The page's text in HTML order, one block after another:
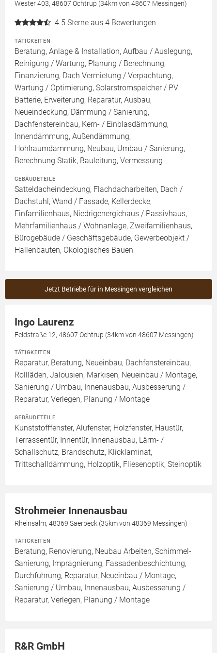
Wester 403, 48607 Ochtrup (34km von 48607 Messingen)
4.5 Sterne aus 4 Bewertungen
TÄTIGKEITEN
Beratung, Anlage & Installation, Aufbau / Auslegung,
Reinigung / Wartung, Planung / Berechnung,
Finanzierung, Dach Vermietung / Verpachtung,
Wartung / Optimierung, Solarstromspeicher / PV
Batterie, Erweiterung, Reparatur, Ausbau,
Neueindeckung, Dämmung / Sanierung,
Dachfenstereinbau, Kern- / Einblasdämmung,
Innendämmung, Außendämmung,
Hohlraumdämmung, Neubau, Umbau / Sanierung,
Berechnung Statik, Bauleitung, Vermessung
GEBÄUDETEILE
Satteldacheindeckung, Flachdacharbeiten, Dach /
Dachstuhl, Wand / Fassade, Kellerdecke,
Einfamilienhaus, Niedrigenergiehaus / Passivhaus,
Mehrfamilienhaus / Wohnanlage, Zweifamilienhaus,
Bürogebäude / Geschäftsgebäude, Gewerbeobjekt /
Hallenbauten, Ökologisches Bauen
Jetzt Betriebe für in Messingen vergleichen
Ingo Laurenz
Feldstraße 12, 48607 Ochtrup (34km von 48607 Messingen)
TÄTIGKEITEN
Reparatur, Beratung, Neueinbau, Dachfenstereinbau,
Rollläden, Jalousien, Markisen, Neueinbau / Montage,
Sanierung / Umbau, Innenausbau, Ausbesserung /
Reparatur, Verlegen, Planung / Montage
GEBÄUDETEILE
Kunststofffenster, Alufenster, Holzfenster, Haustür,
Terrassentür, Innentür, Innenausbau, Lärm- /
Schallschutz, Brandschutz, Klicklaminat,
Trittschalldämmung, Holzoptik, Fliesenoptik, Steinoptik
Strohmeier Innenausbau
Rheinsalm, 48369 Saerbeck (35km von 48369 Messingen)
TÄTIGKEITEN
Beratung, Renovierung, Neubau Arbeiten, Schimmel-
Sanierung, Imprägnierung, Fassadenbeschichtung,
Durchführung, Reparatur, Neueinbau / Montage,
Sanierung / Umbau, Innenausbau, Ausbesserung /
Reparatur, Verlegen, Planung / Montage
R&R GmbH